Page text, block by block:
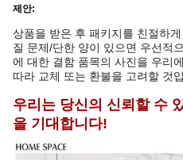
제안:
상품을 받은 후 패키지를 친절하
질 문제/단한 양이 있으면 우선적
에 대한 결함 품목의 사진을 우리
따라 교체 또는 환불을 고려할 것
우리는 당신의 신뢰할 수
을 기대합니다!